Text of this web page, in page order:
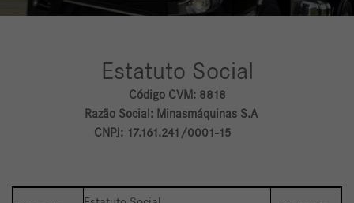
Estatuto Social
Código CVM: 8818
Razão Social: Minasmáquinas S.A
CNPJ: 17.161.241/0001-15